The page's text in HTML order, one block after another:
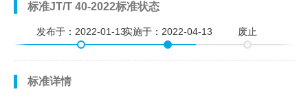
标准JT/T 40-2022标准状态
发布于： 2022-01-13实施于：2022-04-13 废止
标准详情